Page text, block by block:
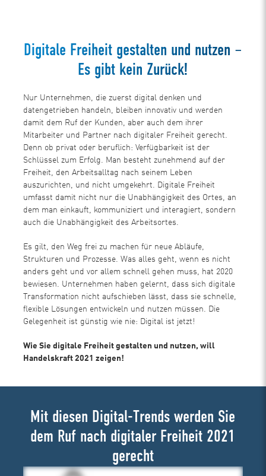
Digitale Freiheit gestalten und nutzen –
Es gibt kein Zurück!
Nur Unternehmen, die zuerst digital denken und
datengetrieben handeln, bleiben innovativ und werden
damit dem Ruf der Kunden, aber auch dem ihrer
Mitarbeiter und Partner nach digitaler Freiheit gerecht.
Denn ob privat oder beruflich: Verfügbarkeit ist der
Schlüssel zum Erfolg. Man besteht zunehmend auf der
Freiheit, den Arbeitsalltag nach seinem Leben
auszurichten, und nicht umgekehrt. Digitale Freiheit
umfasst damit nicht nur die Unabhängigkeit des Ortes, an
dem man einkauft, kommuniziert und interagiert, sondern
auch die Unabhängigkeit des Arbeitsortes.
Es gilt, den Weg frei zu machen für neue Abläufe,
Strukturen und Prozesse. Was alles geht, wenn es nicht
anders geht und vor allem schnell gehen muss, hat 2020
bewiesen. Unternehmen haben gelernt, dass sich digitale
Transformation nicht aufschieben lässt, dass sie schnelle,
flexible Lösungen entwickeln und nutzen müssen. Die
Gelegenheit ist günstig wie nie: Digital ist jetzt!
Wie Sie digitale Freiheit gestalten und nutzen, will
Handelskraft 2021 zeigen!
Mit diesen Digital-Trends werden Sie
dem Ruf nach digitaler Freiheit 2021
gerecht